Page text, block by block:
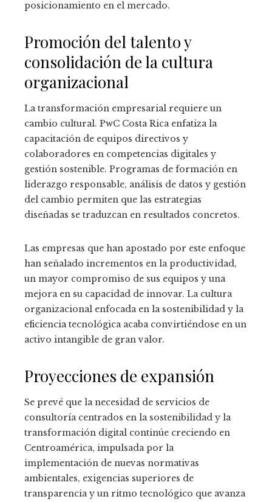
posicionamiento en el mercado.
Promoción del talento y
consolidación de la cultura
organizacional
La transformación empresarial requiere un
cambio cultural. PwC Costa Rica enfatiza la
capacitación de equipos directivos y
colaboradores en competencias digitales y
gestión sostenible. Programas de formación en
liderazgo responsable, análisis de datos y gestión
del cambio permiten que las estrategias
diseñadas se traduzcan en resultados concretos.
Las empresas que han apostado por este enfoque
han señalado incrementos en la productividad,
un mayor compromiso de sus equipos y una
mejora en su capacidad de innovar. La cultura
organizacional enfocada en la sostenibilidad y la
eficiencia tecnológica acaba convirtiéndose en un
activo intangible de gran valor.
Proyecciones de expansión
Se prevé que la necesidad de servicios de
consultoría centrados en la sostenibilidad y la
transformación digital continúe creciendo en
Centroamérica, impulsada por la
implementación de nuevas normativas
ambientales, exigencias superiores de
transparencia y un ritmo tecnológico que avanza